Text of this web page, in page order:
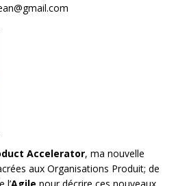
Accelerator, ma nouvelle
aux Organisations Produit; de